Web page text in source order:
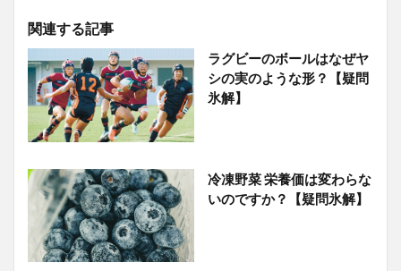
関連する記事
ラグビーのボールはなぜヤ
シの実のような形？【疑問
氷解】
冷凍野菜 栄養価は変わらな
いのですか？【疑問氷解】